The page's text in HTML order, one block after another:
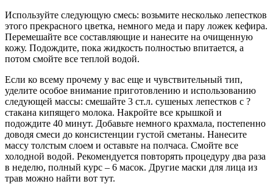
Используйте следующую смесь: возьмите несколько лепестков
этого прекрасного цветка, немного меда и пару ложек кефира.
Перемешайте все составляющие и нанесите на очищенную
кожу. Подождите, пока жидкость полностью впитается, а
потом смойте все теплой водой.
Если ко всему прочему у вас еще и чувствительный тип,
уделите особое внимание приготовлению и использованию
следующей массы: смешайте 3 ст.л. сушеных лепестков с ?
стакана кипящего молока. Накройте все крышкой и
подождите 40 минут. Добавьте немного крахмала, постепенно
доводя смеси до консистенции густой сметаны. Нанесите
массу толстым слоем и оставьте на полчаса. Смойте все
холодной водой. Рекомендуется повторять процедуру два раза
в неделю, полный курс – 6 масок. Другие маски для лица из
трав можно найти вот тут.